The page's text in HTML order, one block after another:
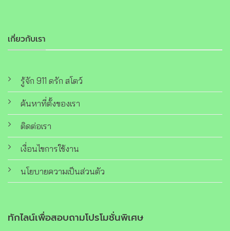
เกี่ยวกับเรา
รู้จัก 911 ดรัก สโตว์
ค้นหาที่ตั้งของเรา
ติดต่อเรา
เงื่อนไขการใช้งาน
นโยบายความเป็นส่วนตัว
ทักไลน์เพื่อสอบถามโปรโมชั่นพิเศษ